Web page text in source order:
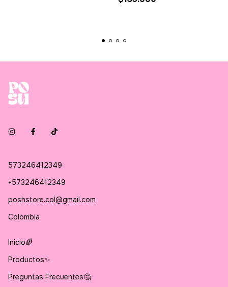
573246412349
+573246412349
poshstore.col@gmail.com
Colombia
Inicio🌈
Productos✨
Preguntas Frecuentes🤔